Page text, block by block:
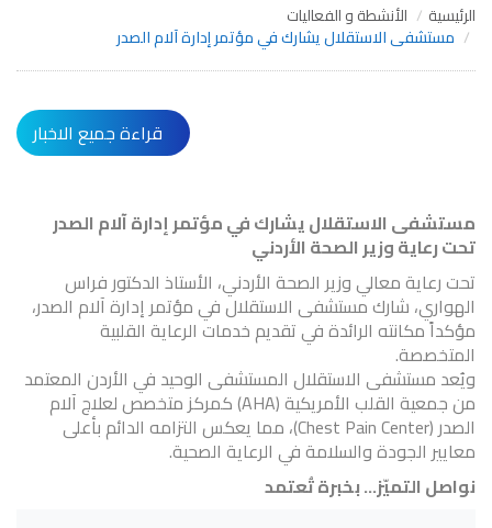
الرئيسية الأنشطة و الفعاليات
مستشفى الاستقلال يشارك في مؤتمر إدارة آلام الصدر
قراءة جميع الاخبار
مستشفى الاستقلال يشارك في مؤتمر إدارة آلام الصدر
تحت رعاية وزير الصحة الأردني
تحت رعاية معالي وزير الصحة الأردني، الأستاذ الدكتور فراس
الهواري، شارك مستشفى الاستقلال في مؤتمر إدارة آلام الصدر،
مؤكداً مكانته الرائدة في تقديم خدمات الرعاية القلبية
المتخصصة.
ويُعد مستشفى الاستقلال المستشفى الوحيد في الأردن المعتمد
من جمعية القلب الأمريكية (AHA) كمركز متخصص لعلاج آلام
الصدر (Chest Pain Center)، مما يعكس التزامه الدائم بأعلى
معايير الجودة والسلامة في الرعاية الصحية.
نواصل التميّز… بخبرة تُعتمد